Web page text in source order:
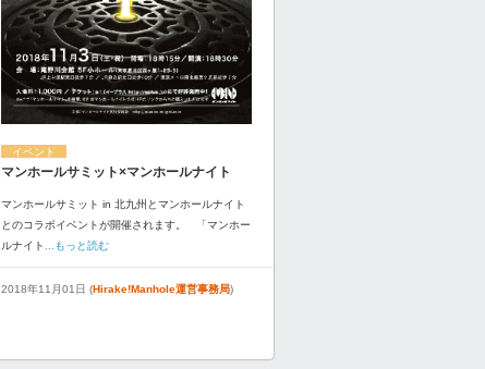
イベント
マンホールサミット×マンホールナイト
マンホールサミット in 北九州とマンホールナイト
とのコラボイベントが開催されます。 「マンホー
ルナイト
...もっと読む
2018年11月01日 (Hirake!Manhole運営事務局)